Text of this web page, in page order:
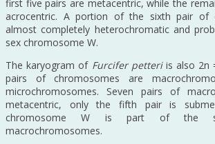
first five pairs are metacentric, while the
acrocentric. A portion of the sixth pair of
almost completely heterochromatic and
sex chromosome W.
The karyogram of Furcifer petteriis also 2n
pairs of chromosomes are
microchromosomes. Seven pairs of
metacentric, only the fifth pair is
chromosome W is part of the
macrochromosomes.